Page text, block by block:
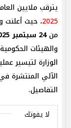
يترقب ملايين
2025، حيث أعلنت
من24 سبتمبر 2025
والهيئات
الوزارة لتيسير
الآلي المنتشرة
التفاصيل.
لا يفوتك